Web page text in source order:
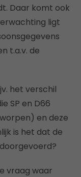
Daar komt ook
ligt
t.a.v. de
het verschil
SP en D66
en deze
is het dat de
vraag waar